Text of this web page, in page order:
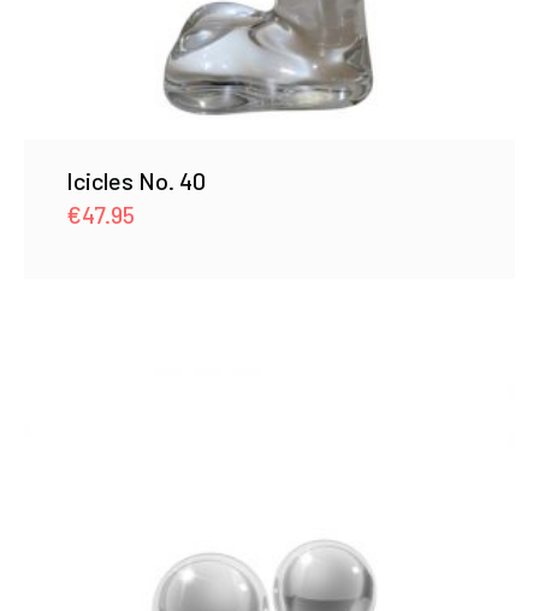
Icicles No. 40
€47.95